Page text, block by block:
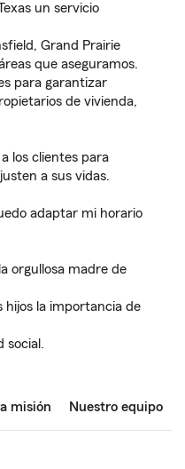
un servicio
Grand Prairie
que aseguramos.
para garantizar
de vivienda,
los clientes para
a sus vidas.
adaptar mi horario
orgullosa madre de
hijos la importancia de
social.
misión Nuestro equipo